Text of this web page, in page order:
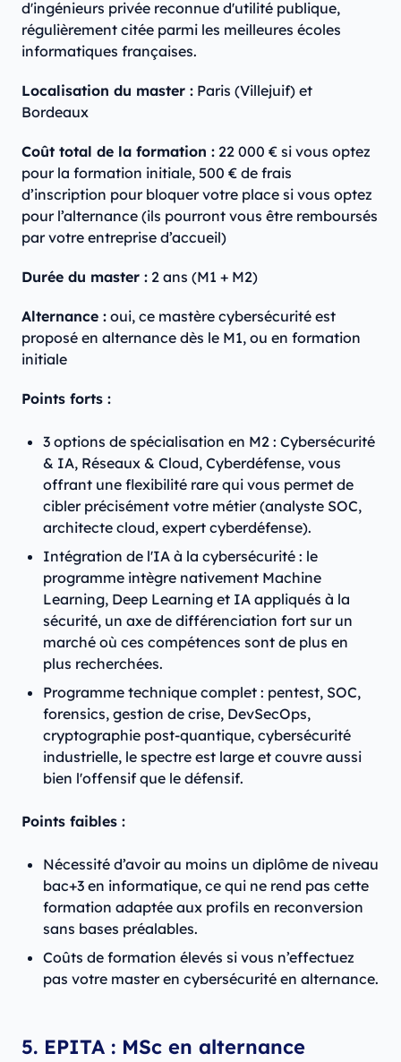
d'ingénieurs privée reconnue d'utilité publique,
régulièrement citée parmi les meilleures écoles
informatiques françaises.
Localisation du master : Paris (Villejuif) et
Bordeaux
Coût total de la formation : 22 000 € si vous optez
pour la formation initiale, 500 € de frais
d’inscription pour bloquer votre place si vous optez
pour l’alternance (ils pourront vous être remboursés
par votre entreprise d’accueil)
Durée du master : 2 ans (M1 + M2)
Alternance : oui, ce mastère cybersécurité est
proposé en alternance dès le M1, ou en formation
initiale
Points forts :
3 options de spécialisation en M2 : Cybersécurité
& IA, Réseaux & Cloud, Cyberdéfense, vous
offrant une flexibilité rare qui vous permet de
cibler précisément votre métier (analyste SOC,
architecte cloud, expert cyberdéfense).
Intégration de l'IA à la cybersécurité : le
programme intègre nativement Machine
Learning, Deep Learning et IA appliqués à la
sécurité, un axe de différenciation fort sur un
marché où ces compétences sont de plus en
plus recherchées.
Programme technique complet : pentest, SOC,
forensics, gestion de crise, DevSecOps,
cryptographie post-quantique, cybersécurité
industrielle, le spectre est large et couvre aussi
bien l'offensif que le défensif.
Points faibles :
Nécessité d’avoir au moins un diplôme de niveau
bac+3 en informatique, ce qui ne rend pas cette
formation adaptée aux profils en reconversion
sans bases préalables.
Coûts de formation élevés si vous n’effectuez
pas votre master en cybersécurité en alternance.
5. EPITA : MSc en alternance